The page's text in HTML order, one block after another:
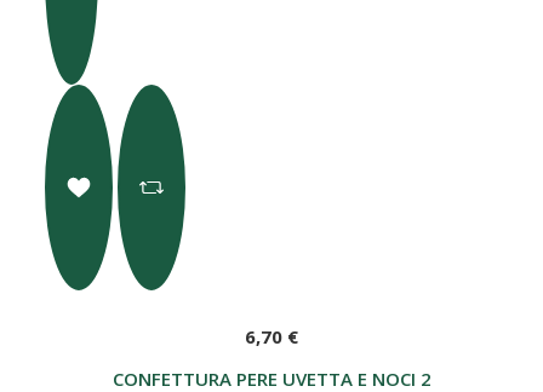
CONFETTURA PERE UVETTA E NOCI 250GR
6,70 €